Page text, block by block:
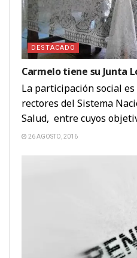
DESTACADO
Carmelo tiene su Junta
La participación social
rectores del Sistema
Salud, entre cuyos
26 AGOSTO, 2016